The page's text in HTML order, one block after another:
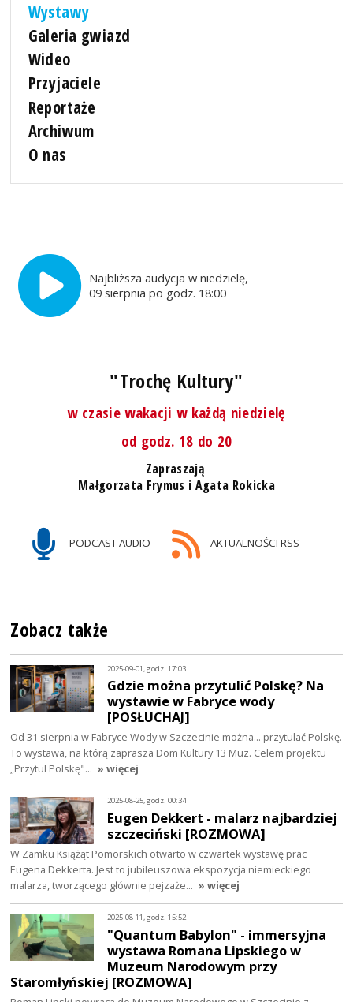
Wystawy
Galeria gwiazd
Wideo
Przyjaciele
Reportaże
Archiwum
O nas
Najbliższa audycja w niedzielę,
09 sierpnia po godz. 18:00
"Trochę Kultury"
w czasie wakacji w każdą niedzielę
od godz. 18 do 20
Zapraszają
Małgorzata Frymus i Agata Rokicka
PODCAST AUDIO AKTUALNOŚCI RSS
Zobacz także
2025-09-01, godz. 17:03
Gdzie można przytulić Polskę? Na
wystawie w Fabryce wody
[POSŁUCHAJ]
Od 31 sierpnia w Fabryce Wody w Szczecinie można... przytulać Polskę.
To wystawa, na którą zaprasza Dom Kultury 13 Muz. Celem projektu
„Przytul Polskę"… » więcej
2025-08-25, godz. 00:34
Eugen Dekkert - malarz najbardziej
szczeciński [ROZMOWA]
W Zamku Książąt Pomorskich otwarto w czwartek wystawę prac
Eugena Dekkerta. Jest to jubileuszowa ekspozycja niemieckiego
malarza, tworzącego głównie pejzaże… » więcej
2025-08-11, godz. 15:52
"Quantum Babylon" - immersyjna
wystawa Romana Lipskiego w
Muzeum Narodowym przy
Staromłyńskiej [ROZMOWA]